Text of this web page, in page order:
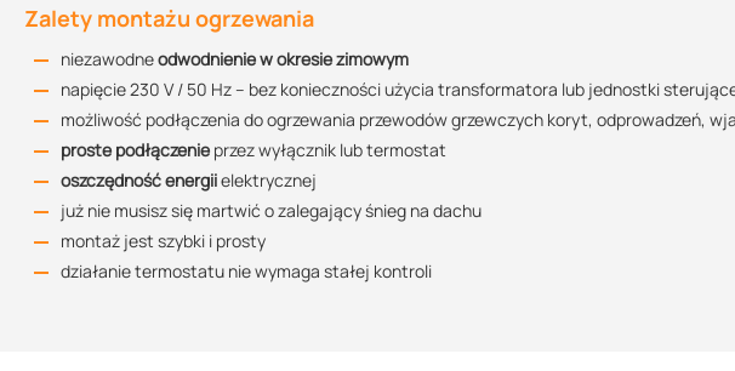
Zalety montażu ogrzewania
niezawodneodwodnienie w okresie zimowym
napięcie 230 V / 50 Hz – bez konieczności użycia transformatora lub jednostki
możliwość podłączenia do ogrzewania przewodów grzewczych koryt, odprowadzeń,
proste podłączenie przez wyłącznik lub termostat
oszczędność energiielektrycznej
już nie musisz się martwić o zalegający śnieg na dachu
montaż jest szybki i prosty
działanie termostatu nie wymaga stałej kontroli
Przepustowość
Średnica Rekomendowana przepustowość
Wysokość słupa wody
DN 70
4,0 l/s
DN 100
45 mm
DN 125
9,1 l/s 55 mm
86.21 KB
Deklaracja właściwości użytkowych
150.92 KB